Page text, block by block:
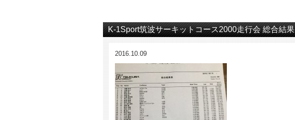
K-1Sport筑波サーキットコース2000走行会 総合結果
2016.10.09